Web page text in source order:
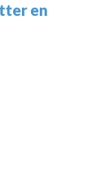
en